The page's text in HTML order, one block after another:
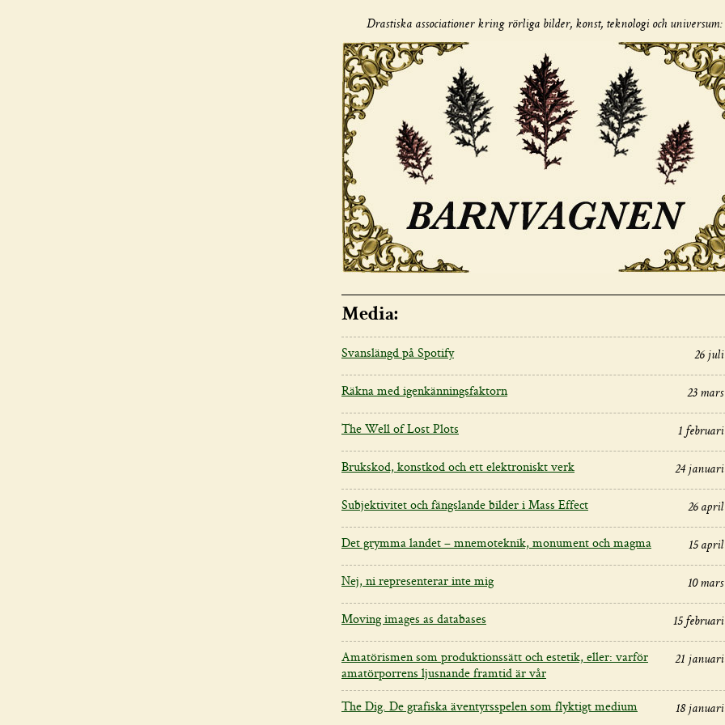
Drastiska associationer kring rörliga bilder, konst, teknologi och universum:
Media:
26 juli
Svanslängd på Spotify
23 mars
Räkna med igenkänningsfaktorn
1 februari
The Well of Lost Plots
24 januari
Brukskod, konstkod och ett elektroniskt verk
26 april
Subjektivitet och fängslande bilder i Mass Effect
15 april
Det grymma landet – mnemoteknik, monument och magma
10 mars
Nej, ni representerar inte mig
15 februari
Moving images as databases
21 januari
Amatörismen som produktionssätt och estetik, eller: varför
amatörporrens ljusnande framtid är vår
18 januari
The Dig. De grafiska äventyrsspelen som flyktigt medium